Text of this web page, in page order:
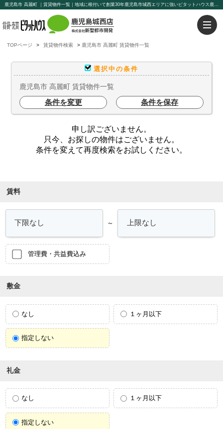
鹿児島市 高麗町 ｜賃貸物件一覧｜地域に根付いて創業30年鹿児島市城西エリアに強いピタットハウス鹿児島城西店【新聖都市開発】豊富な物件を取り揃えております。賃貸管理もお任せください。
TOPページ 賃貸物件検索 鹿児島市 高麗町 賃貸物件一覧
選択中の条件
鹿児島市 高麗町 賃貸物件一覧
条件を変更 条件を保存
申し訳ございません。
只今、お探しの物件はございません。
条件を変えて再度検索をお試しください。
賃料
～
管理費・共益費込み
敷金
なし １ヶ月以下
指定しない
礼金
なし １ヶ月以下
指定しない